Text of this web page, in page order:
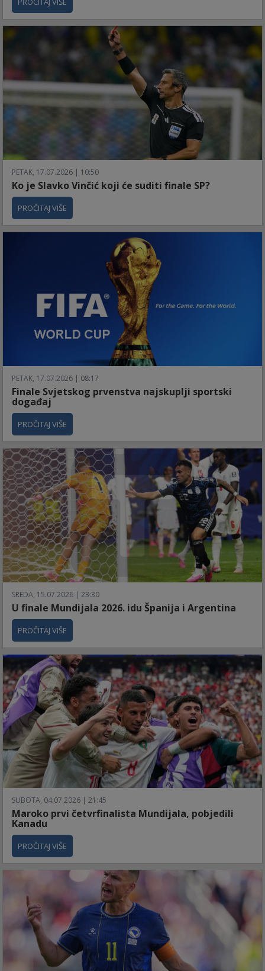
PETAK, 17.07.2026 | 10:50
Ko je Slavko Vinčić koji će suditi finale SP?
PROČITAJ VIŠE
PETAK, 17.07.2026 | 08:17
Finale Svjetskog prvenstva najskuplji sportski
događaj
PROČITAJ VIŠE
SREDA, 15.07.2026 | 23:30
U finale Mundijala 2026. idu Španija i Argentina
PROČITAJ VIŠE
SUBOTA, 04.07.2026 | 21:45
Maroko prvi četvrfinalista Mundijala, pobjedili
Kanadu
PROČITAJ VIŠE